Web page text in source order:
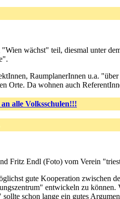
wächst" teil, diesmal unter
RaumplanerInnen u.a.
Orte. Da wohnen auch
alle Volksschulen!!!
Fritz Endl (Foto) vom Verein
gute Kooperation zwischen
entwickeln zu
schon lange ein gutes